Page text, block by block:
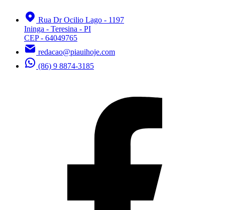
Rua Dr Ocilio Lago - 1197
Ininga - Teresina - PI
CEP - 64049765
redacao@piauihoje.com
(86) 9 8874-3185